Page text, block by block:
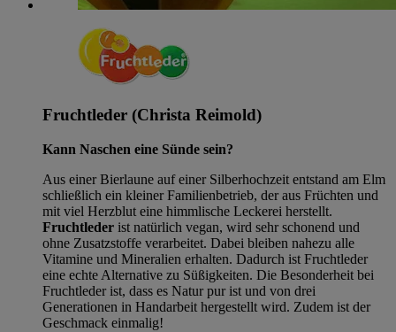
Fruchtleder (Christa Reimold)
Kann Naschen eine Sünde sein?
Aus einer Bierlaune auf einer Silberhochzeit entstand am Elm
schließlich ein kleiner Familienbetrieb, der aus Früchten und
mit viel Herzblut eine himmlische Leckerei herstellt.
Fruchtleder ist natürlich vegan, wird sehr schonend und
ohne Zusatzstoffe verarbeitet. Dabei bleiben nahezu alle
Vitamine und Mineralien erhalten. Dadurch ist Fruchtleder
eine echte Alternative zu Süßigkeiten. Die Besonderheit bei
Fruchtleder ist, dass es Natur pur ist und von drei
Generationen in Handarbeit hergestellt wird. Zudem ist der
Geschmack einmalig!